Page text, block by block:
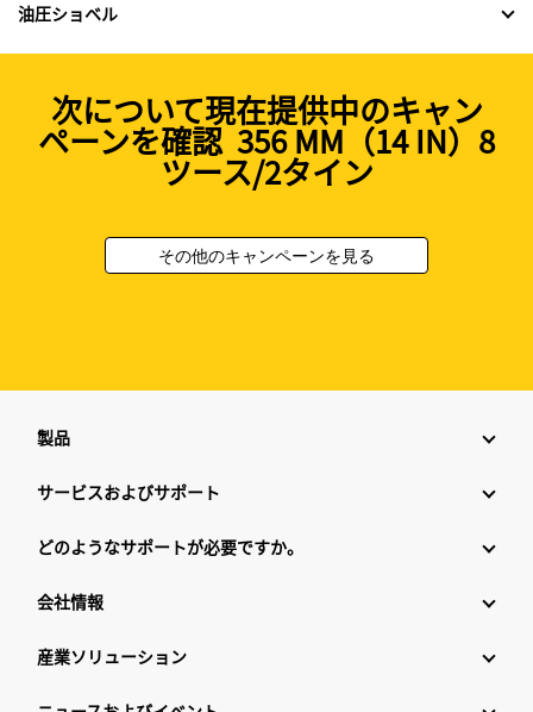
油圧ショベル
次について現在提供中のキャン
ペーンを確認 356 MM（14 IN）8
ツース/2タイン
その他のキャンペーンを見る
製品
サービスおよびサポート
どのようなサポートが必要ですか。
会社情報
産業ソリューション